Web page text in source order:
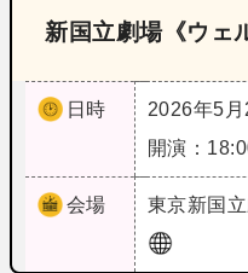
新国立劇場《ウェ
日時
2026年5月
開演：
会場 東京新国